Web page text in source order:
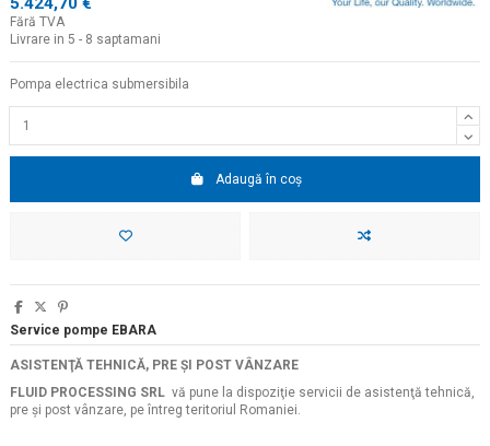
Fără TVA
Livrare in 5 - 8 saptamani
Pompa electrica submersibila
Adaugă în coș
Service pompe EBARA
ASISTENŢĂ TEHNICĂ, PRE ŞI POST VÂNZARE
FLUID PROCESSING SRL vă pune la dispoziţie servicii de asistenţă tehnică,
pre şi post vânzare, pe întreg teritoriul Romaniei.